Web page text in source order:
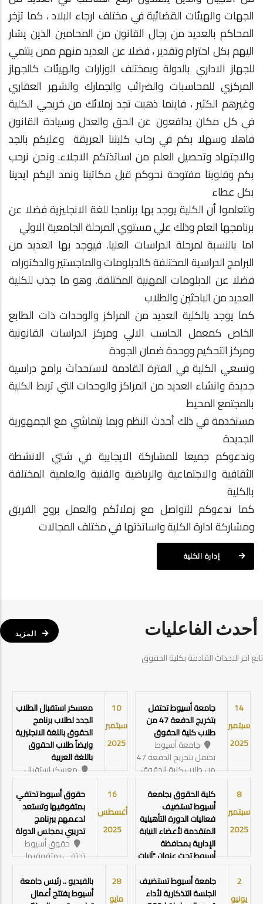
الجهات والهيئات القضائية في مختلف ارجاء البلاد ، كما تزخر
المحاكم بالعديد من رجال القانون من المحامين الذين يشار
اليهم بكل احترام وتقدير ، فضلا عن العديد منهم ممن ينتمي
للجهاز الاداري بالدولة وبمختلف الوزارات والهيئات كالجهاز
المركزي للمحاسبات والضرائب والجمارك والشهر العقاري
وغيرهم الكثير ، فاينما ذهبت تجد زملائك من خريجي الكلية
في كل مكان يدافعون عن الحق والعدل وسيادة القانون
فاهلا وسهلا بكم في رحاب كليتنا العريقة وعليكم بالجد
والاجتهاد وتحصيل العلم من اساتذتكم الاجلاء. ونحن نرحب
بكم وقلوبنا مفتوحة نحوكم قبل مكاتبنا ونمد اليكم ايدينا
بكل عطاء
ولتعلموا أن الكلية يوجد بها برنامجا للغة الانجليزية فضلا عن
برنامجها العام وذلك علي مستوي المرحلة الجامعية الاولي
اما بالنسبة لمرحلة الدراسات العليا. فيوجد بها العديد من
البرامج الدراسية المختلفة كالدبلومات والماجستير والدكتوراه
فضلا عن الدبلومات المهنية المختلفة. وهو ما جذب للكلية
العديد من الباحثين والطلاب
كما يوجد بالكلية العديد من المراكز والوحدات ذات الطابع
الخاص كمعمل الحاسب الالي ومركز الدراسات القانونية
ومركز التحكيم ووحدة ضمان الجودة
وتسعي الكلية في الفترة القادمة لاستحداث برامج دراسية
جديدة وانشاء العديد من المراكز والوحدات التي تربط الكلية
بالمجتمع المحيط
مستخدمة في ذلك أحدث النظم وبما يتماشي مع الجمهورية
الجديدة
وندعوكم جميعا للمشاركة الايجابية في شتي الانشطة
الثقافية والاجتماعية والرياضية والفنية والعلمية المختلفة
بالكلية
كما ندعوكم للتواصل مع زملائكم والعمل بروح الفريق
ومشاركة ادارة الكلية واساتذتها في مختلف المجالات
إدارة الكلية
أحدث الفاعليات
تابع اخر الاحداث القادمة بكلية الحقوق
المزيد
14
سبتمبر
2025
جامعة أسيوط تحتفل
بتخريج الدفعة 47 من
طلاب كلية الحقوق
جامعة أسيوط
تحتفل بتخريج الدفعة 47
من طلاب كلية الحقوق
10
سبتمبر
2025
معسكر استقبال الطلاب
الجدد لطلاب برنامج
الحقوق باللغة الانجليزية
وايضاً طلاب الحقوق
باللغة العربية
معسكر استقبال
برنامج الحقوق باللغة
الانجليزية وايضاً طلاب
الحقوق باللغة العربية
View details
8
سبتمبر
2025
كلية الحقوق بجامعة
أسيوط تستضيف
فعاليات الدورة التأهيلية
المتقدمة لأعضاء النيابة
الإدارية بمحافظة
أسيوط تحت عنوان "آليات
كلية الحقوق
بجامعة أسيوط تستضيف
16
أغسطس
2025
حقوق أسيوط تحتفي
بمتفوقيها وتستعد
لدعمهم ببرنامج
تدريبي بمجلس الدولة
حقوق أسيوط
تحتفي بمتفوقيها
ببرنامج تدريبي بمجلس
الدولة
2
يونيو
جامعة أسيوط تستضيف
الجلسة التذكارية لأداء
28
مايو
بالفيديو .. رئيس جامعة
أسيوط يفتتح أعمال